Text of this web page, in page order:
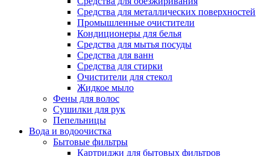
Средства для металлических поверхностей
Промышленные очистители
Кондиционеры для белья
Средства для мытья посуды
Средства для ванн
Средства для стирки
Очистители для стекол
Жидкое мыло
Фены для волос
Сушилки для рук
Пепельницы
Вода и водоочистка
Бытовые фильтры
Картриджи для бытовых фильтров